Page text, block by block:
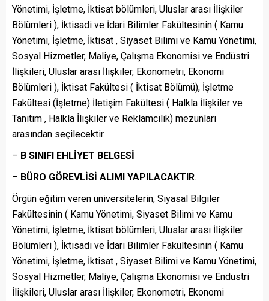
Yönetimi, İşletme, İktisat bölümleri, Uluslar arası İlişkiler
Bölümleri ), İktisadi ve İdari Bilimler Fakültesinin ( Kamu
Yönetimi, İşletme, İktisat , Siyaset Bilimi ve Kamu Yönetimi,
Sosyal Hizmetler, Maliye, Çalışma Ekonomisi ve Endüstri
İlişkileri, Uluslar arası İlişkiler, Ekonometri, Ekonomi
Bölümleri ), İktisat Fakültesi ( İktisat Bölümü), İşletme
Fakültesi (İşletme) İletişim Fakültesi ( Halkla İlişkiler ve
Tanıtım , Halkla İlişkiler ve Reklamcılık) mezunları
arasından seçilecektir.
– B SINIFI EHLİYET BELGESİ
– BÜRO GÖREVLİSİ ALIMI YAPILACAKTIR.
Örgün eğitim veren üniversitelerin, Siyasal Bilgiler
Fakültesinin ( Kamu Yönetimi, Siyaset Bilimi ve Kamu
Yönetimi, İşletme, İktisat bölümleri, Uluslar arası İlişkiler
Bölümleri ), İktisadi ve İdari Bilimler Fakültesinin ( Kamu
Yönetimi, İşletme, İktisat , Siyaset Bilimi ve Kamu Yönetimi,
Sosyal Hizmetler, Maliye, Çalışma Ekonomisi ve Endüstri
İlişkileri, Uluslar arası İlişkiler, Ekonometri, Ekonomi